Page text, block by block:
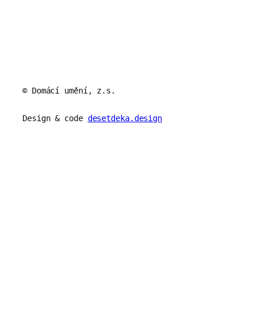
© Domácí umění, z.s.
Design & code desetdeka.design